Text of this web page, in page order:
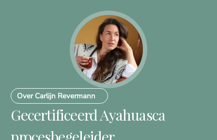
Over Carlijn Revermann
Gecertificeerd Ayahuasca